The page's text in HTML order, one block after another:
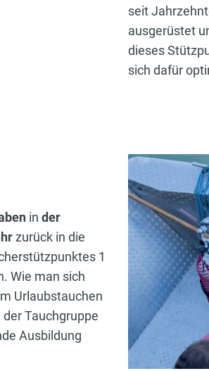
seit
ausgerüstet
dieses
sich dafür
in der
zurück in die
1
Wie man sich
Urlaubstauchen
Tauchgruppe
Ausbildung